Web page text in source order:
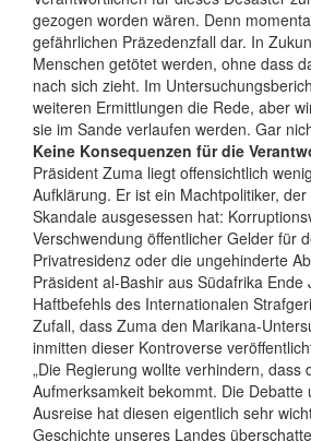
gezogen worden wären. Denn
gefährlichen Präzedenzfall dar. In
Menschen getötet werden, ohne dass
nach sich zieht. Im
weiteren Ermittlungen die Rede, aber
sie im Sande verlaufen werden. Gar
Keine Konsequenzen für die
Präsident Zuma liegt offensichtlich
Aufklärung. Er ist ein Machtpolitiker,
Skandale ausgesessen hat:
Verschwendung öffentlicher Gelder für
Privatresidenz oder die ungehinderte
Präsident al-Bashir aus Südafrika Ende
Haftbefehls des Internationalen
Zufall, dass Zuma den Marikana-
inmitten dieser Kontroverse
„Die Regierung wollte verhindern, dass
Aufmerksamkeit bekommt. Die Debatte
Ausreise hat diesen eigentlich sehr
Geschichte unseres Landes